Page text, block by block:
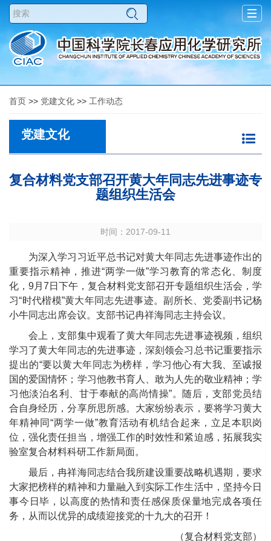
首页 >> 党建文化 >> 工作动态
党建文化
复合材料党支部召开黄大年同志先进事迹专
题组织生活会
时间：2017-09-11
为深入学习习近平总书记对黄大年同志先进事迹作出的
重要指示精神，推进“两学一做”学习教育的常态化、制度
化， 9月 7 日下午，复合材料党支部召开专题组织生活会，学
习“时代楷模”黄大年同志先进事迹。副所长、党委副书记杨
小牛同志出席会议。支部书记冉祥海同志主持会议。
会上，支部集中观看了黄大年同志先进事迹视频，组织
学习了黄大年同志的先进事迹，深刻领会习总书记重要指示
提出的“要以黄大年同志为榜样，学习他心有大我、至诚报
国的爱国情怀；学习他教书育人、敢为人先的敬业精神；学
习他淡泊名利、甘于奉献的高尚情操”。随后，支部党员结
合自身经历，分享所思所感。大家纷纷表示，要将学习黄大
年精神同 “两学一做”教育活动有机结合起来，立足本职岗
位，强化责任担当，增强工作的时效性和紧迫感，拓展我实
验室复合材料科研工作新局面。
最后，冉祥海同志结合我所建设重要战略机遇期，要求
大家把榜样的精神和力量融入到实际工作生活中，坚持今日
事今日毕，以高度的热情和责任感保质保量地完成各项任
务，从而以优异的成绩迎接党的十九大的召开！
（复合材料党支部）